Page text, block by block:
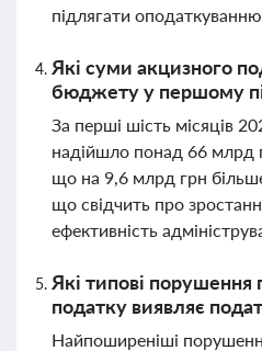
підлягати
Які суми акцизного
бюджету у першому
За перші шість місяців
надійшло понад 66 млрд
що на 9,6 млрд грн
що свідчить про
ефективність
Які типові порушення
податку виявляє
Найпоширеніші